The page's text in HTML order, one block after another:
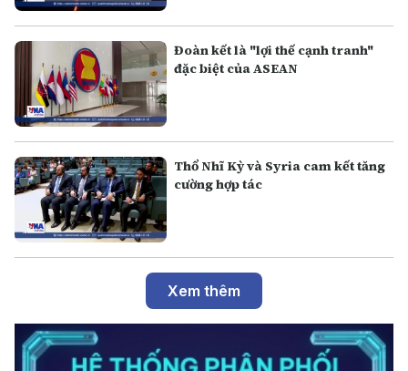
Đoàn kết là "lợi thế cạnh tranh"
đặc biệt của ASEAN
Thổ Nhĩ Kỳ và Syria cam kết tăng
cường hợp tác
Xem thêm